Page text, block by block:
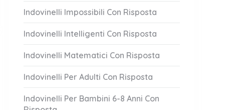
Indovinelli Impossibili Con Risposta
Indovinelli Intelligenti Con Risposta
Indovinelli Matematici Con Risposta
Indovinelli Per Adulti Con Risposta
Indovinelli Per Bambini 6-8 Anni Con